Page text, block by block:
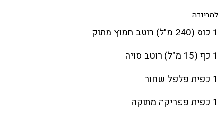
למרינדה
1 כוס (240 מ"ל) רוטב חמוץ מתוק
1 כף (15 מ"ל) רוטב סויה
1 כפית פלפל שחור
1 כפית פפריקה מתוקה